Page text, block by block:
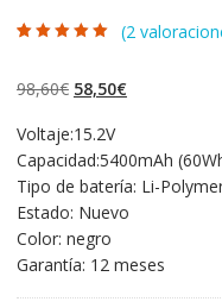
valoraciones de
(2
98,60€ El
original
era:
98,60€.
58,50€El
es:
58,50€.
Voltaje:15.2V
Capacidad:5400mAh
Tipo de batería: Li-
Estado: Nuevo
Color: negro
Garantía: 12 meses